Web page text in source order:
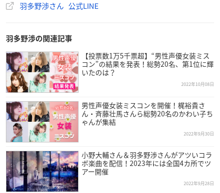
♪. 全13曲収録予定
なる場合もございますので、ご了承下さい。
アニメイトで購入
羽多野渉/TORUS Blu-ray付
発売日：2022/11/30
羽多野渉さん 公式LINE
羽多野渉の関連記事
【投票数1万5千票超】“男性声優女装ミス
コン”の結果を発表！総勢20名、第1位に輝
いたのは？
2022年10月08日
男性声優女装ミスコンを開催！梶裕貴さ
ん・斉藤壮馬さんら総勢20名のかわい子ち
ゃんが集結
2022年9月30日
小野大輔さん＆羽多野渉さんがアツいコラ
ボ楽曲を配信！2023年には全国4カ所でツ
アー開催
2022年9月28日